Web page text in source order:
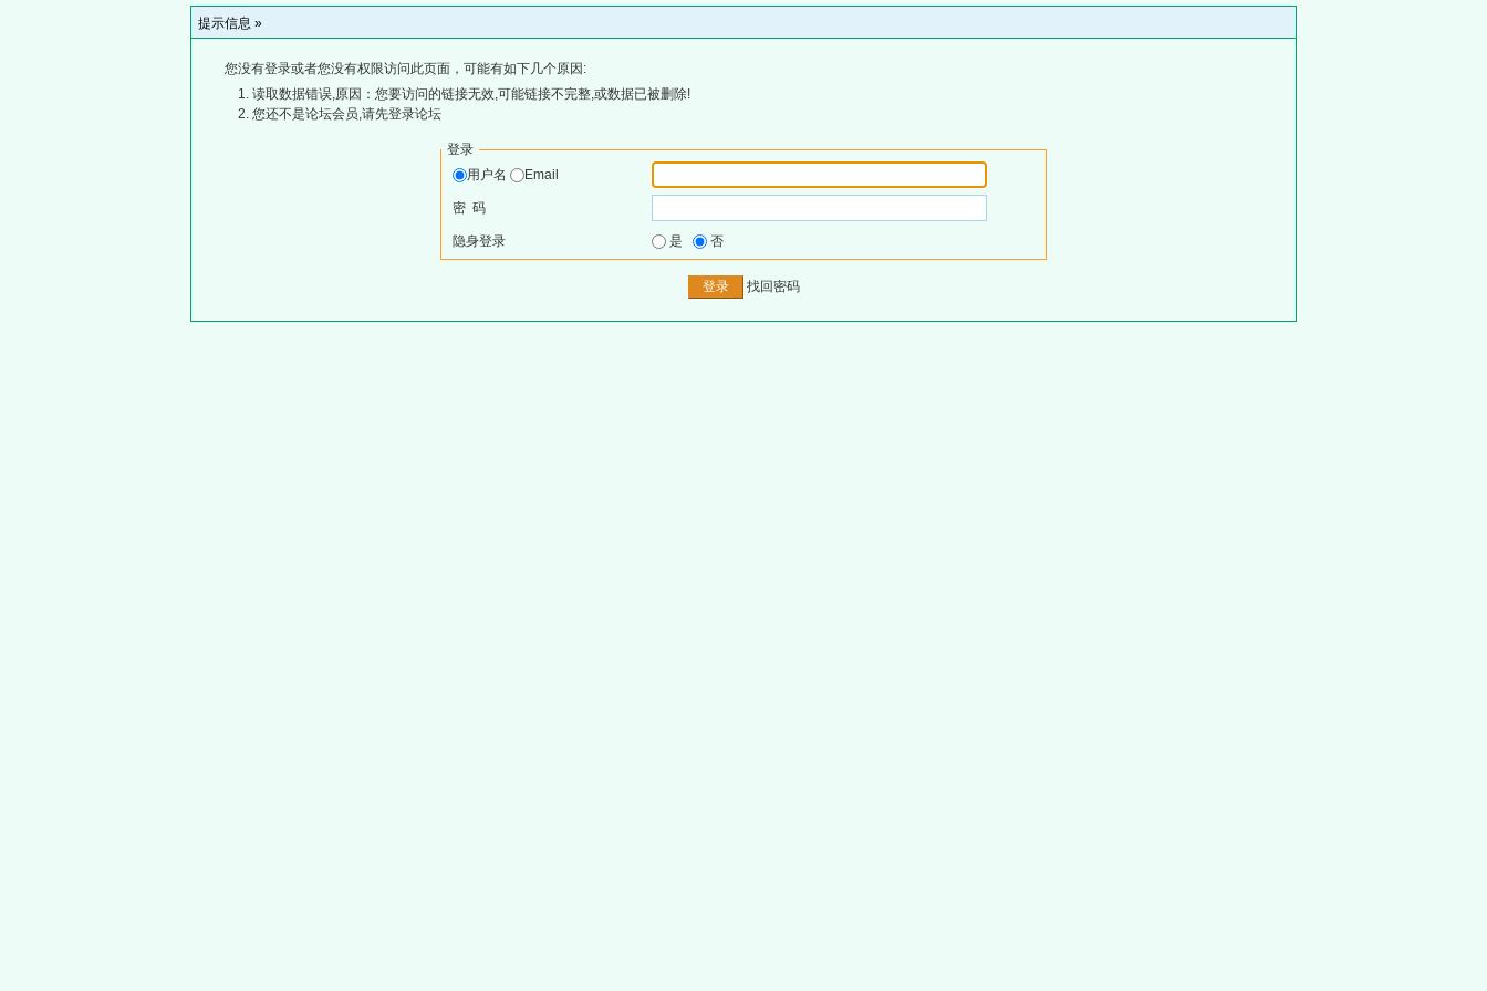
提示信息 »
您没有登录或者您没有权限访问此页面，可能有如下几个原因:
读取数据错误,原因：您要访问的链接无效,可能链接不完整,或数据已被删除!
您还不是论坛会员,请先登录论坛
登录
用户名
Email
密 码
隐身登录 是 否
找回密码